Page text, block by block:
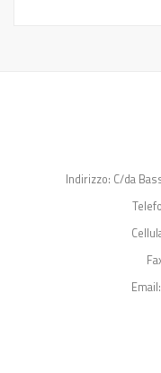
Indirizzo: C/da